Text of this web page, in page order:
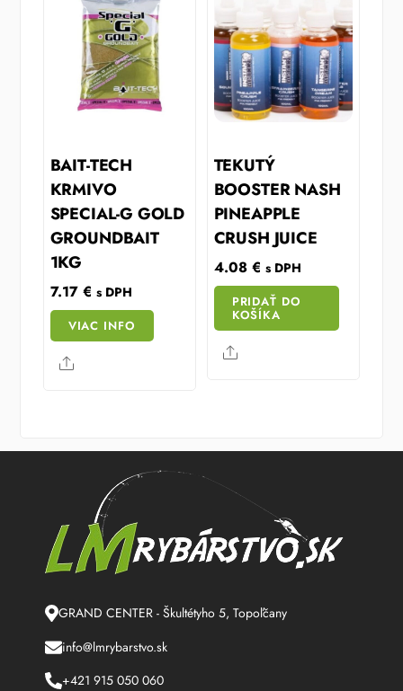
BAIT-TECH
KRMIVO
SPECIAL-G GOLD
GROUNDBAIT
1KG
7.17 € s DPH
VIAC INFO
Share
TEKUTÝ
BOOSTER NASH
PINEAPPLE
CRUSH JUICE
4.08 € s DPH
PRIDAŤ DO
KOŠÍKA
Share
GRAND CENTER - Škultétyho 5, Topoľčany
info@lmrybarstvo.sk
+421 915 050 060